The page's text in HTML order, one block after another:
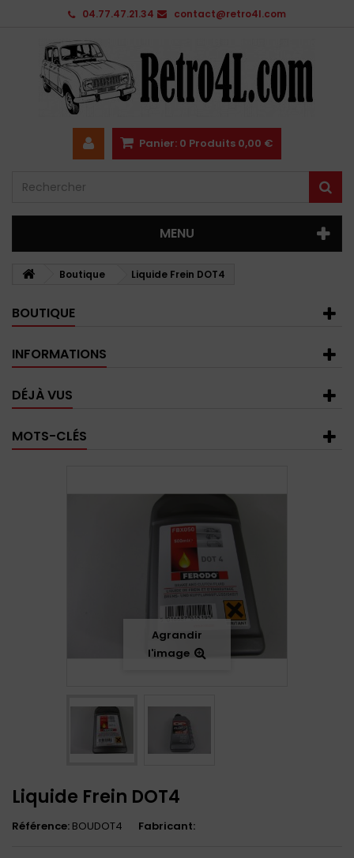
04.77.47.21.34 contact@retro4l.com
Panier: 0 Produits 0,00 €
MENU
Boutique Liquide Frein DOT4
BOUTIQUE
INFORMATIONS
DÉJÀ VUS
MOTS-CLÉS
Agrandir
l'image
Liquide Frein DOT4
Référence: BOUDOT4 Fabricant: